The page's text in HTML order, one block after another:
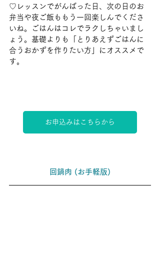
♡レッスンでがんばった日、次の日のお
弁当や夜ご飯ももう一回楽しんでくださ
いね。ごはんはコレでラクしちゃいまし
ょう。基礎よりも「とりあえずごはんに
合うおかずを作りたい方」にオススメで
す。
お申込みはこちらから
回鍋肉 (お手軽版)